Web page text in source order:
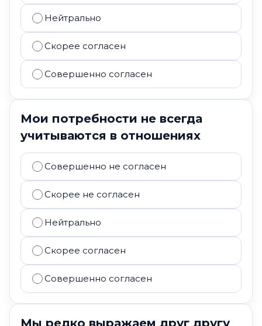
Нейтрально
Скорее согласен
Совершенно согласен
Мои потребности не всегда
учитываются в отношениях
Совершенно не согласен
Скорее не согласен
Нейтрально
Скорее согласен
Совершенно согласен
Мы редко выражаем друг другу